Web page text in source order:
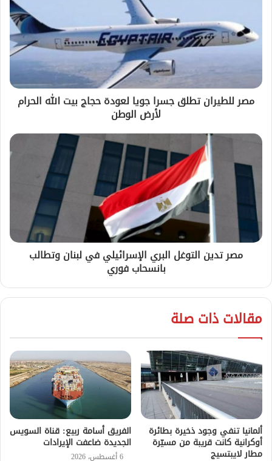
مصر للطيران تطلق جسرا جويا لعودة حجاج بيت الله الحرام
لأرض الوطن
مصر تدين التوغل البري الإسرائيلي في لبنان وتطالب
بانسحاب فوري
مقالات ذات صلة
ألمانيا تنفي وجود ذخيرة بطائرة
أوكرانية كانت قريبة من مسيّرة
مطار لايبتسيج
الفريق أسامة ربيع: قناة السويس
الجديدة ضاعفت الإيرادات
6 أغسطس، 2026